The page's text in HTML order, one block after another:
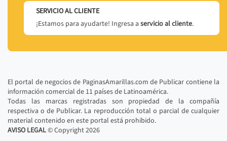
SERVICIO AL CLIENTE
¡Estamos para ayudarte! Ingresa a servicio al cliente.
El portal de negocios de PaginasAmarillas.com de Publicar contiene la
información comercial de 11 países de Latinoamérica.
Todas las marcas registradas son propiedad de la compañía
respectiva o de Publicar. La reproducción total o parcial de cualquier
material contenido en este portal está prohibido.
AVISO LEGAL© Copyright2026